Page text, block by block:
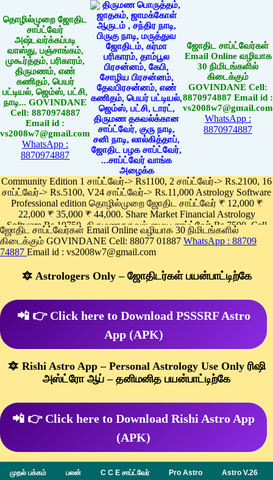
தொழில்முறை ஜோதிட
சாப்ட்வேர்
அஷ்டவர்க்கப்படி
வாஸ்து, பஞ்சாங்கம்,
முகூர்த்தம், பரிகாரம்,
திருமணம், எண்
கணிதம், பெயர்
பட்டியல், ஜெம்ஸ், பட்சி,
நாடி... GOVINDANE
Cell: 8870974887
Email id :
vs2008w7@gmail.com
WhatsApp :
8870974887
ஜோதிட சாப்ட்வேர்கள்
Email Online வழியாக
30 நிமிடங்களில்
கிடைக்கும்
GOVINDANE Cell:
8870974887 Email id :
vs2008w7@gmail.com
WhatsApp :
8870974887
Community Edition 1 சாப்ட்வேர்-> Rs1100, 2 சாப்ட்வேர்-> Rs.2100, 16
சாப்ட்வேர்-> Rs.5100, V24 சாப்ட்வேர்-> Rs.11,000 Astrology Software
Professional edition தொழில்முறை ஜோதிட சாப்ட்வேர் ₹ 12,000 ₹
22,000 ₹ 35,000 ₹ 44,000. Share Market Financial Astrology
Software Rs.19750, திருமணதகவல் மைய சாப்ட்வேர் Rs.7500, Cell
Phone App Rs. 1100
Pay online
ஜோதிட சாப்ட்வேர்கள் Email Online வழியாக 30 நிமிடங்களில்
கிடைக்கும் GOVINDANE Cell: 88077 01887 WhatsApp : 88709
74887 Email id : vs2008w7@gmail.com
🔯 Astrologers Only – ஜோதிடர்கள் பயன்பாட்டிற்கே
📲 👉 Click here to Download PSSSRF Astro
App (APK)
🔯 Rishi Astro App – Personal Astrology Use Only ரிஷி
அஸ்ட்ரோ ஆப் – தனிமனித பயன்பாட்டிற்கே
📲 👉 Click here to Download Rishi Astro App
(APK)
முதல் பக்கம் பலன் C C E சாப்ட்வேர் Pro Astro Astro V.26